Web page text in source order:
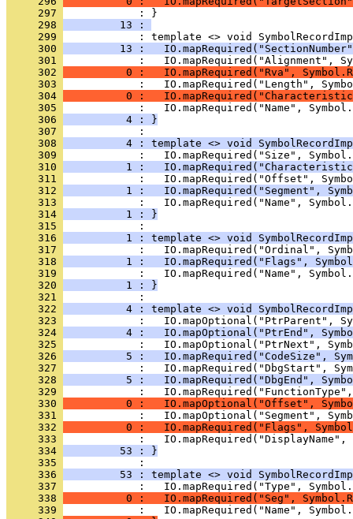
     297
            : }
     298
         13 :
     299
     300
13 :
     301
     302
0 :   IO.mapRequired("Rva",
     303
     304
0 :
     305
     306
          4 : }
     307
     308
4 : template <> void
     309
     310
1 :
     311
     312
1 :   IO.mapRequired("Segment",
     313
     314
          1 : }
     315
     316
1 : template <> void
     317
     318
1 :   IO.mapRequired("Flags",
     319
     320
          1 : }
     321
     322
4 : template <> void
     323
     324
4 :   IO.mapOptional("PtrEnd",
     325
     326
5 :   IO.mapRequired("CodeSize",
     327
     328
5 :   IO.mapRequired("DbgEnd",
     329
     330
0 :   IO.mapOptional("Offset",
     331
     332
0 :   IO.mapRequired("Flags",
     333
     334
         53 : }
     335
     336
53 : template <> void
     337
     338
0 :   IO.mapRequired("Seg",
     339